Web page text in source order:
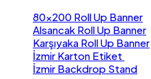
80×200 Roll Up Banner
Alsancak Roll Up Banner
Karşıyaka Roll Up Banner
İzmir Karton Etiket
İzmir Backdrop Stand